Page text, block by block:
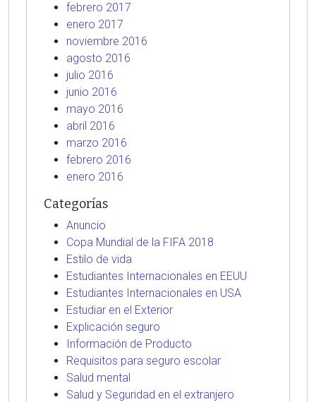
febrero 2017
enero 2017
noviembre 2016
agosto 2016
julio 2016
junio 2016
mayo 2016
abril 2016
marzo 2016
febrero 2016
enero 2016
Categorías
Anuncio
Copa Mundial de la FIFA 2018
Estilo de vida
Estudiantes Internacionales en EEUU
Estudiantes Internacionales en USA
Estudiar en el Exterior
Explicación seguro
Información de Producto
Requisitos para seguro escolar
Salud mental
Salud y Seguridad en el extranjero